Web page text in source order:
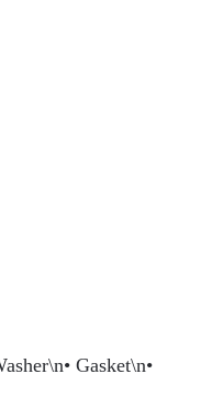
Gasket\n•